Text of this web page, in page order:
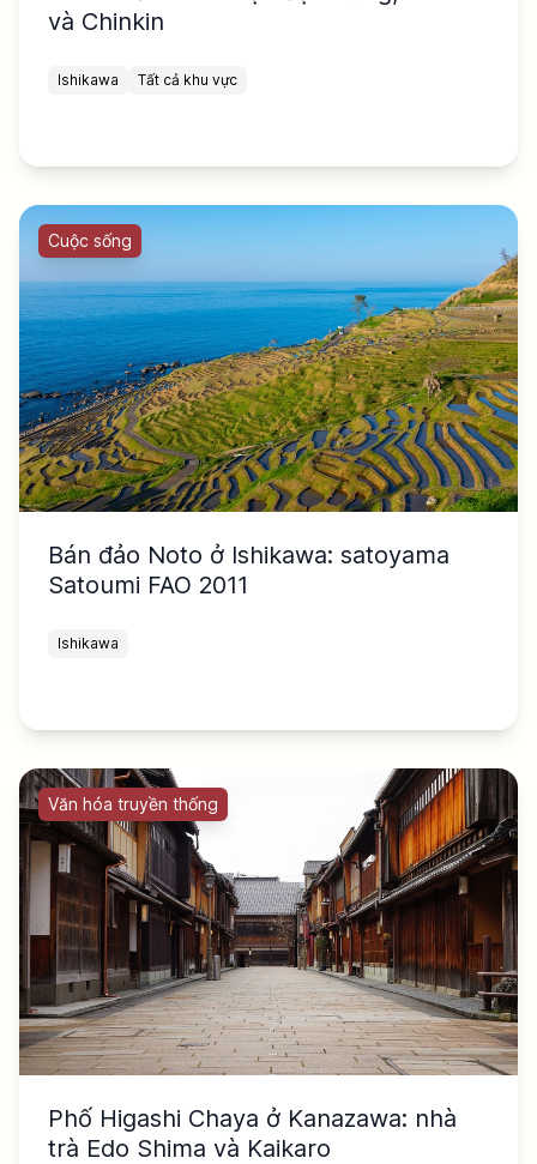
và Chinkin
Ishikawa Tất cả khu vực
Cuộc sống
Bán đảo Noto ở Ishikawa: satoyama
Satoumi FAO 2011
Ishikawa
Văn hóa truyền thống
Phố Higashi Chaya ở Kanazawa: nhà
trà Edo Shima và Kaikaro